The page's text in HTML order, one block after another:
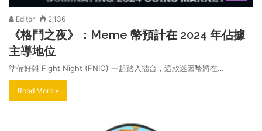
Editor 2,136
《格鬥之夜》：Meme 幣預計在 2024 年佔據
主導地位
準備好與 Fight Night (FNIO) 一起踏入擂台，這款迷因幣將在…
Read More »